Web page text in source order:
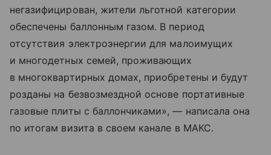
негазифицирован, жители льготной категории
обеспечены баллонным газом. В период
отсутствия электроэнергии для малоимущих
и многодетных семей, проживающих
в многоквартирных домах, приобретены и будут
розданы на безвозмездной основе портативные
газовые плиты с баллончиками», — написала она
по итогам визита в своем канале в МАКС.